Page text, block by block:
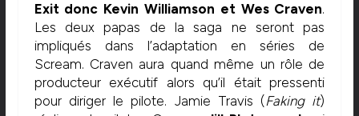
Exit donc Kevin Williamson et Wes Craven.
Les deux papas de la saga ne seront pas
impliqués dans l’adaptation en séries de
Scream. Craven aura quand même un rôle de
producteur exécutif alors qu’il était pressenti
pour diriger le pilote. Jamie Travis (Faking it)